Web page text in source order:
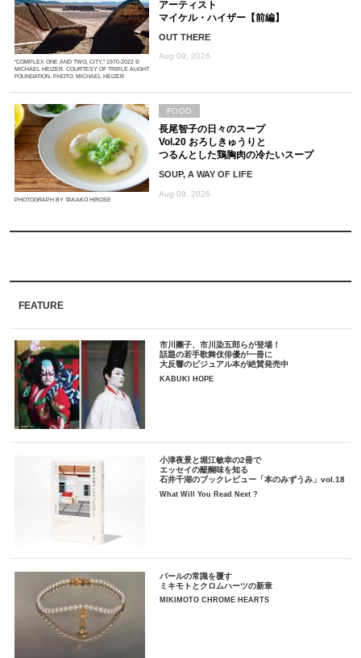
“COMPLEX ONE AND TWO, CITY,” 1970-2022 ©
MICHAEL HEIZER. COURTESY OF TRIPLE AUGHT
FOUNDATION. PHOTO: MICHAEL HEIZER
アーティスト
マイケル・ハイザー【前編】
OUT THERE
Aug 09, 2026
PHOTOGRAPH BY TAKAKO HIROSE
長尾智子の日々のスープ
Vol.20 おろしきゅうりと
つるんとした鶏胸肉の冷たいスープ
SOUP, A WAY OF LIFE
Aug 08, 2026
FOOD
FEATURE
市川團子、市川染五郎らが登場！
話題の若手歌舞伎俳優が一冊に
大反響のビジュアル本が絶賛発売中
KABUKI HOPE
小津夜景と堀江敏幸の2冊で
エッセイの醍醐味を知る
石井千湖のブックレビュー「本のみずうみ」vol.18
What Will You Read Next ?
パールの常識を覆す
ミキモトとクロムハーツの新章
MIKIMOTO CHROME HEARTS